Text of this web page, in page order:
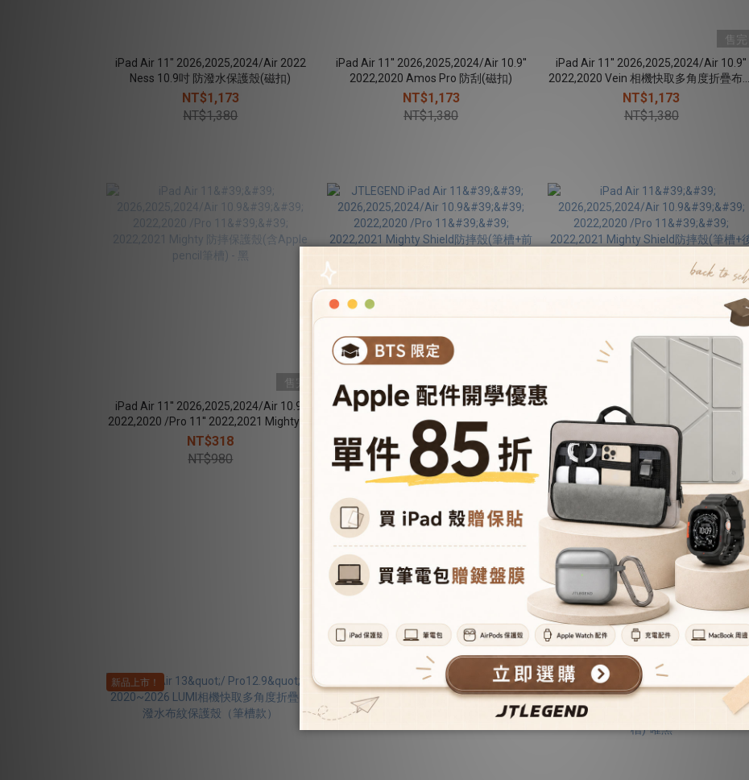
iPad Air 11" 2026,2025,2024/Air 2022
Ness 10.9吋 防潑水保護殼(磁扣)
NT$1,173
NT$1,380
iPad Air 11'' 2026,2025,2024/Air 10.9''
2022,2020 Amos Pro 防刮(磁扣)
NT$1,173
NT$1,380
售完
iPad Air 11'' 2026,2025,2024/Air 10.9''
2022,2020 Vein 相機快取多角度折疊布紋
保護殼(磁扣) - 麥色
NT$1,173
NT$1,380
售完
iPad Air 11'' 2026,2025,2024/Air 10.9''
2022,2020 /Pro 11'' 2022,2021 Mighty 防
摔保護殼(含Apple pencil筆槽) - 黑
NT$318
NT$980
JTLEGEND iPad Air 11''
2026,2025,2024/Air 10.9'' 2022,2020
/Pro 11'' 2022,2021 Mighty Shield防摔殼
(筆槽+前掀磁扣)
NT$888
NT$1,880
iPad Air 11'' 2026,2025,2024/Air 10.9''
2022,2020 /Pro 11'' 2022,2021 Mighty
Shield防摔殼(筆槽+後掀磁扣) -
NT$888
NT$1,880
查看更多
iPad Air M3 (13'')
新品上市！